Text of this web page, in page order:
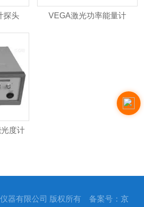
探头 VEGA激光功率能量计
度计
器有限公司 版权所有 备案号：京